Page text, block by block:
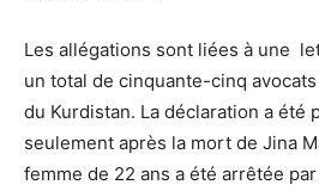
Les allégations sont liées à une
un total de cinquante-cinq avocats
du Kurdistan. La déclaration a été
seulement après la mort de Jina
femme de 22 ans a été arrêtée